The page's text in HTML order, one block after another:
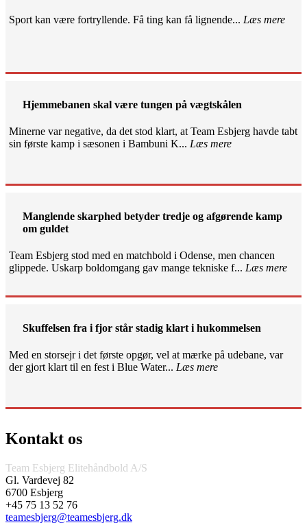
Sport kan være fortryllende. Få ting kan få lignende... Læs mere
Hjemmebanen skal være tungen på vægtskålen
Minerne var negative, da det stod klart, at Team Esbjerg havde tabt
sin første kamp i sæsonen i Bambuni K... Læs mere
Manglende skarphed betyder tredje og afgørende kamp
om guldet
Team Esbjerg stod med en matchbold i Odense, men chancen
glippede. Uskarp boldomgang gav mange tekniske f... Læs mere
Skuffelsen fra i fjor står stadig klart i hukommelsen
Med en storsejr i det første opgør, vel at mærke på udebane, var
der gjort klart til en fest i Blue Water... Læs mere
Kontakt os
Team Esbjerg Elitehåndbold A/S
Gl. Vardevej 82
6700 Esbjerg
+45 75 13 52 76
teamesbjerg@teamesbjerg.dk